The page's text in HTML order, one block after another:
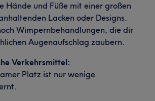
Hände und Füße mit einer großen
Lacken oder Designs.
Wimpernbehandlungen, die dir
Augenaufschlag zaubern.
Verkehrsmittel:
Platz ist nur wenige